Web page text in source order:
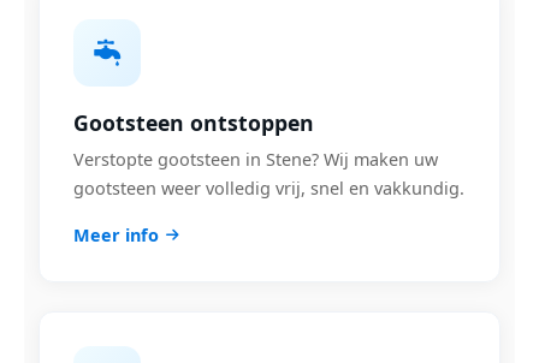
Gootsteen ontstoppen
Verstopte gootsteen in Stene? Wij maken uw
gootsteen weer volledig vrij, snel en vakkundig.
Meer info